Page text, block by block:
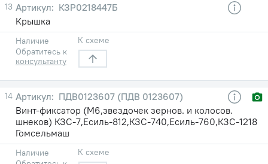
13
КЗР0218447Б
Крышка
Наличие
Обратитесь к
консультанту
К схеме
14
ПДВ0123607 (ПДВ 0123607)
Винт-фиксатор (М6,звездочек зернов. и колосов.
шнеков) КЗС-7,Есиль-812,КЗС-740,Есиль-760,КЗС-1218
Гомсельмаш
Наличие
К схеме